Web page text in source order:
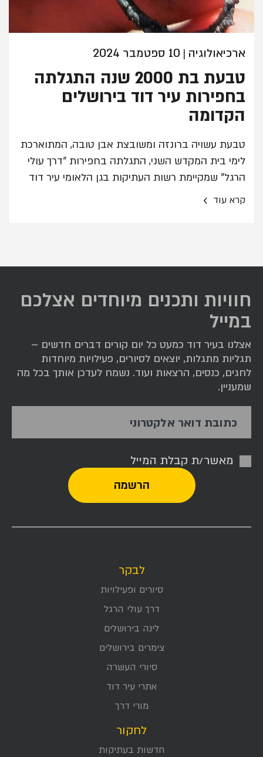
ארכיאולוגיה | 10 ספטמבר 2024
טבעת בת 2000 שנה התגלתה
בחפירות עיר דוד בירושלים
הקדומה
טבעת עשויה ברונזה ומשובצת אבן טובה, המתוארכת
לימי בית המקדש השני, התגלתה בחפירות "דרך עולי
הרגל" שמקיימת רשות העתיקות בגן הלאומי עיר דוד
קרא עוד ›
חוויות ותכנים מיוחדים אצלכם
במייל
אצלנו בעיר דוד כמעט כל יום קורים דברים חדשים –
תגליות מתגלות, יוצאים לסיורים, פעילויות מיוחדות
לחגים, כנסים, הרצאות ועוד. נשמח לעדכן אותך בכל מה
שמעניין.
כתובת דואר אלקטרוני
מאשר/ת קבלת המייל
לבקר
סיורים ופעילויות
דרך עולי הרגל
לינה בירושלים
צימרים בירושלים
סיורי העשרה
אתרי עיר דוד
מורי דרך
לחקור
חדשות בעתיקות